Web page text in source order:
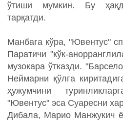
ўтиши мумкин. Бу
тарқатди.
Манбага кўра, "Ювентус"
Паратичи "кўк-
музокара ўтказди.
Неймарни қўлга
ҳужумчини
"Ювентус" эса Суаресни
Дибала, Марио Манжукич